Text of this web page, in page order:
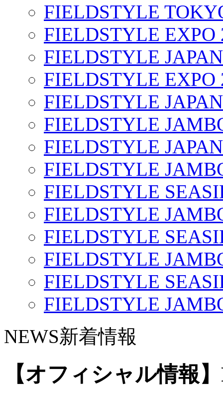
FIELDSTYLE
FIELDSTYLE EXPO
FIELDSTYLE
FIELDSTYLE EXPO
FIELDSTYLE
FIELDSTYLE
FIELDSTYLE
FIELDSTYLE
FIELDSTYLE
FIELDSTYLE
FIELDSTYLE
FIELDSTYLE
FIELDSTYLE
FIELDSTYLE
NEWS新着情報
【オフィシャル情報